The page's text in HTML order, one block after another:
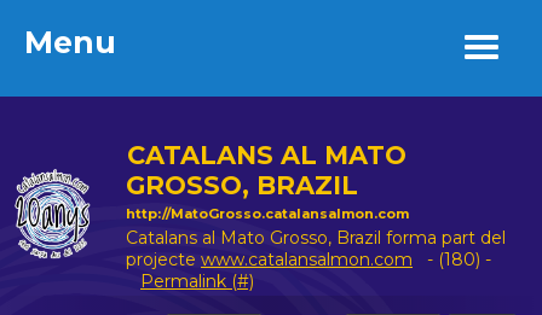
Menu
CATALANS AL MATO
GROSSO, BRAZIL
http://MatoGrosso.catalansalmon.com
Catalans al Mato Grosso, Brazil forma part del
projecte www.catalansalmon.com - (180) -
Permalink (#)
Menu